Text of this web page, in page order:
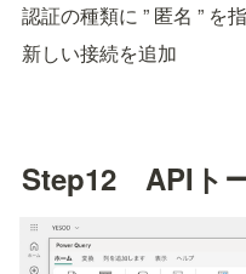
認証の種類に ” 匿名 ” を
新しい接続を追加
Step12　APIト